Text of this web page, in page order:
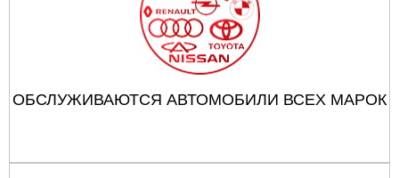
ОБСЛУЖИВАЮТСЯ АВТОМОБИЛИ ВСЕХ МАРОК